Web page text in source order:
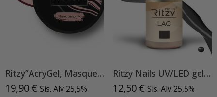
Ritzy”AcryGel, Masque Pink”15ml TPO-VAPAA
19,90 € Sis. Alv 25,5%
Ritzy Nails UV/LED gel polish ”Black” 64, 9ml, geelilakka TPO vapaa
12,50 € Sis. Alv 25,5%